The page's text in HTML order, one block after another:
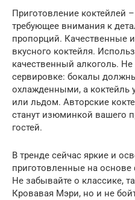
Приготовление коктейлей
требующее внимания к
пропорций. Качественные
вкусного коктейля.
качественный алкоголь.
сервировке: бокалы
охлажденными, а коктейль
или льдом. Авторские
станут изюминкой вашего
гостей.
В тренде сейчас яркие и
приготовленные на
Не забывайте о классике,
Кровавая Мэри, но и не